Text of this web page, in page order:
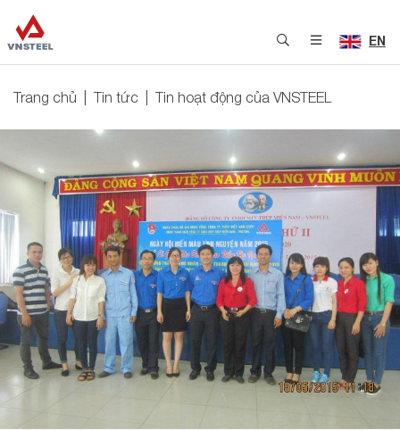
EN
Trang chủ Tin tức Tin hoạt động của VNSTEEL